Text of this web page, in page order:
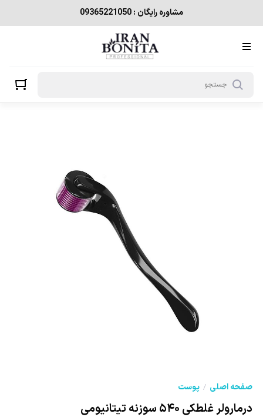
مشاوره رایگان : 09365221050
صفحه اصلی پوست
درمارولر غلطکی ۵۴۰ سوزنه تیتانیومی